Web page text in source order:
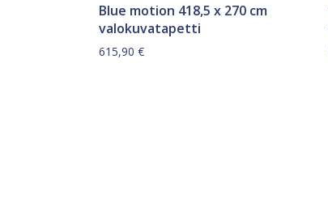
Blue motion 418,5 x 270 cm
valokuvatapetti
615,90 €